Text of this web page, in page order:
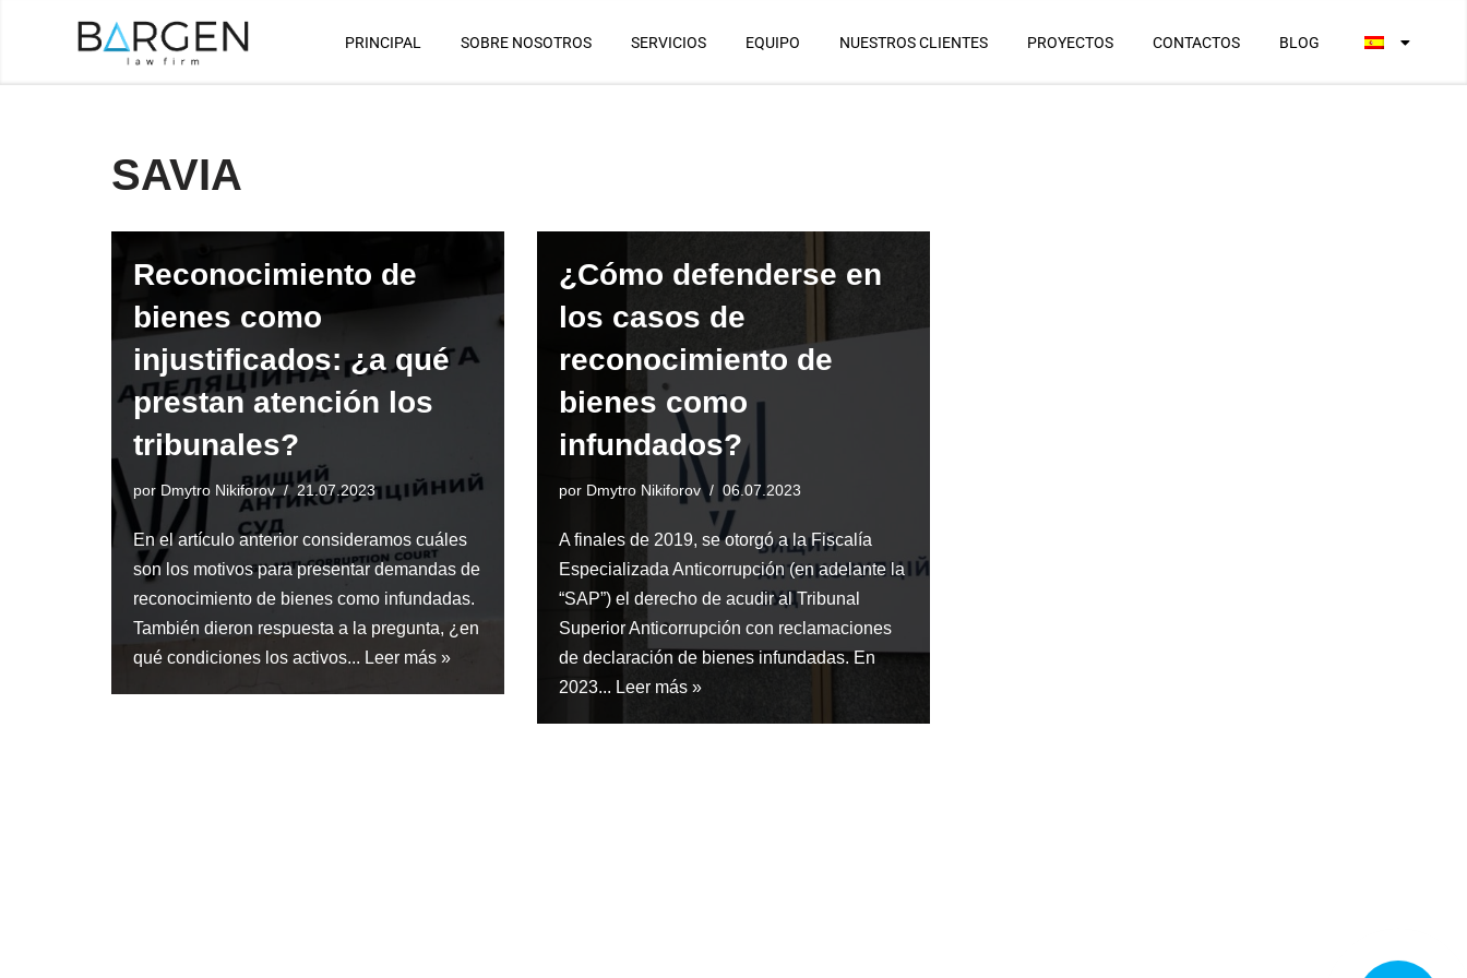
PRINCIPAL SOBRE NOSOTROS SERVICIOS EQUIPO NUESTROS CLIENTES PROYECTOS CONTACTOS BLOG
SAVIA
Reconocimiento de
bienes como
injustificados: ¿a qué
prestan atención los
tribunales?
por Dmytro Nikiforov 21.07.2023
En el artículo anterior consideramos cuáles
son los motivos para presentar demandas de
reconocimiento de bienes como infundadas.
También dieron respuesta a la pregunta, ¿en
qué condiciones los activos... Leer más »
¿Cómo defenderse en
los casos de
reconocimiento de
bienes como
infundados?
por Dmytro Nikiforov 06.07.2023
A finales de 2019, se otorgó a la Fiscalía
Especializada Anticorrupción (en adelante la
“SAP”) el derecho de acudir al Tribunal
Superior Anticorrupción con reclamaciones
de declaración de bienes infundadas. En
2023... Leer más »